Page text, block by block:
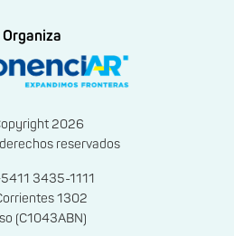
Organiza
2026
reservados
3435-1111
1302
(C1043ABN)